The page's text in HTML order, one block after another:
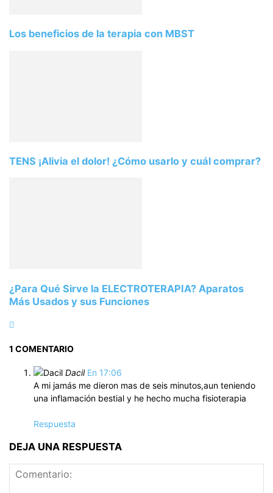
Los beneficios de la terapia con MBST
TENS ¡Alivia el dolor! ¿Cómo usarlo y cuál comprar?
¿Para Qué Sirve la ELECTROTERAPIA? Aparatos
Más Usados y sus Funciones
1 COMENTARIO
Dacil En 17:06
A mi jamás me dieron mas de seis minutos,aun teniendo
una inflamación bestial y he hecho mucha fisioterapia
Respuesta
DEJA UNA RESPUESTA